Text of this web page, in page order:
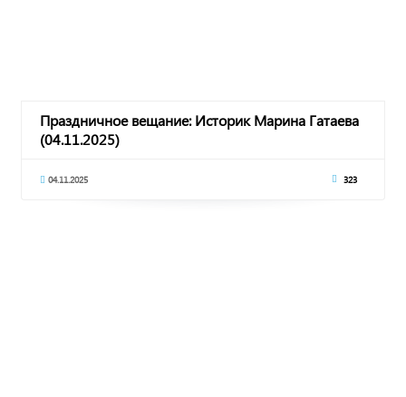
Праздничное вещание: Историк Марина Гатаева
(04.11.2025)
04.11.2025 323